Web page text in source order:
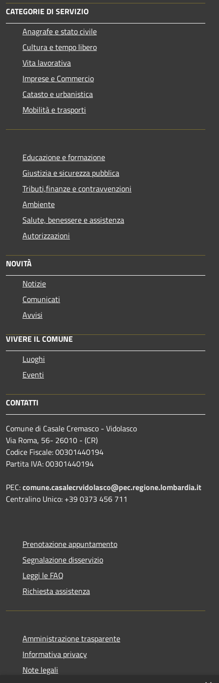
CATEGORIE DI SERVIZIO
Anagrafe e stato civile
Cultura e tempo libero
Vita lavorativa
Imprese e Commercio
Catasto e urbanistica
Mobilità e trasporti
Educazione e formazione
Giustizia e sicurezza pubblica
Tributi,finanze e contravvenzioni
Ambiente
Salute, benessere e assistenza
Autorizzazioni
NOVITÀ
Notizie
Comunicati
Avvisi
VIVERE IL COMUNE
Luoghi
Eventi
CONTATTI
Comune di Casale Cremasco - Vidolasco
Via Roma, 56- 26010 - (CR)
Codice Fiscale: 00301440194
Partita IVA: 00301440194
PEC:comune.casalecrvidolasco@pec.regione.lombardia.it
Centralino Unico: +39 0373 456 711
Prenotazione appuntamento
Segnalazione disservizio
Leggi le FAQ
Richiesta assistenza
Amministrazione trasparente
Informativa privacy
Note legali